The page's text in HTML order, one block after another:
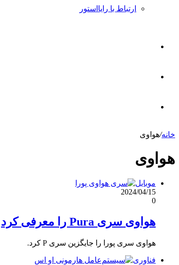
ارتباط با رایااستور
برای خانه/هواوی
هواوی
موبایل
2024/04/15
0
هواوی سری Pura را معرفی کرد
هواوی سری پورا را جایگزین سری P کرد.
فناوری